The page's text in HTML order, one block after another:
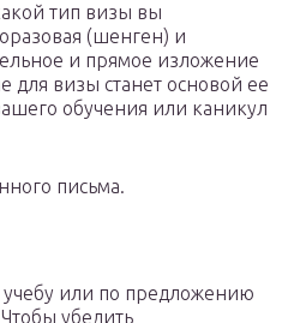
тип визы вы
(шенген) и
и прямое изложение
для визы станет основой ее
обучения или каникул
письма.
учебу или по предложению
убедить